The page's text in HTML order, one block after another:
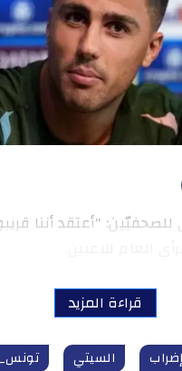
"أعتقد أننا
قراءة المزيد
إضراب السيتي